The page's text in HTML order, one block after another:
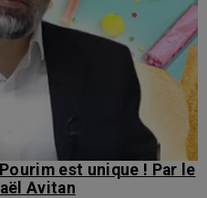
est unique ! Par le
Avitan